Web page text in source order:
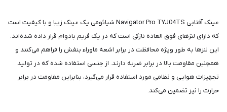
عینک آفتابی Navigator Pro TYJ04TS شیائومی یک عینک زیبا و با کیفیت است
که دارای لنزهای فوق العاده نازکی است که در یک فریم بادوام قرار داده شده‌اند.
این لنزها به طور ویژه محافظت در برابر اشعه ماوراء بنفش را فراهم می‌کنند و
همچنین مقاومت بالا در برابر ضربه دارند. از جنسی استفاده شده که در تولید
تجهیزات هوایی و نظامی مورد استفاده قرار می‌گیرد، بنابراین مقاومت در برابر
حرارت را نیز تضمین می‌کند.